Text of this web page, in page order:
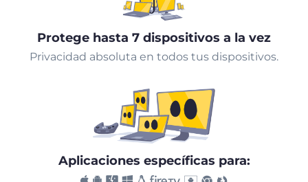
Protege hasta 7 dispositivos a la vez
Privacidad absoluta en todos tus dispositivos.
Aplicaciones específicas para: